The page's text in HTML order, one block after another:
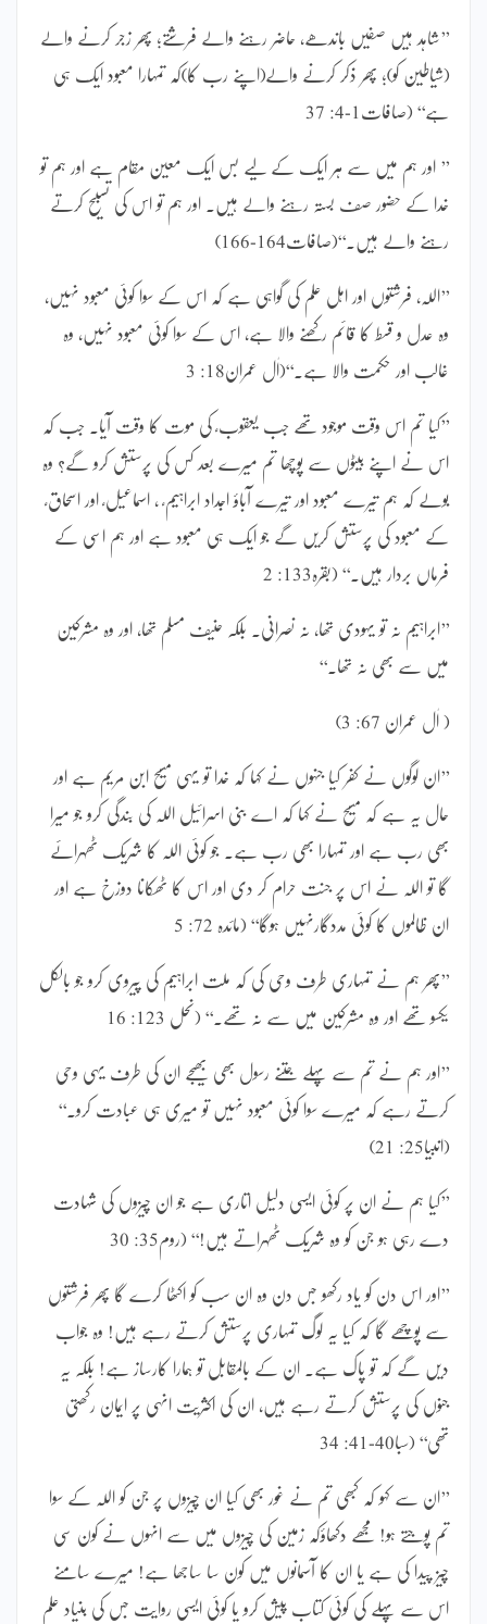
’’شاہد ہیں صفیں باندھے، حاضر رہنے والے فرشتے؛ پھر زجر کرنے والے
(شیاطین کو)؛ پھر ذکر کرنے والے(اپنے رب کا)کہ تمہارا معبود ایک ہی
ہے‘‘ (صافات1-4: 37
’’ اور ہم میں سے ہر ایک کے لیے بس ایک معین مقام ہے اور ہم تو
خدا کے حضور صف بستہ رہنے والے ہیں۔ اور ہم تو اس کی تسبیح کرتے
رہنے والے ہیں۔‘‘(صافات164-166)
’’اللہ، فرشتوں اور اہل علم کی گواہی ہے کہ اس کے سوا کوئی معبود نہیں،
وہ عدل و قسط کا قائم رکھنے والا ہے، اس کے سوا کوئی معبود نہیں، وہ
غالب اور حکمت والا ہے۔‘‘(اٰل عمران18: 3
’’کیا تم اس وقت موجود تھے جب یعقوب ؑ کی موت کا وقت آیا۔ جب کہ
اس نے اپنے بیٹوں سے پوچھا تم میرے بعد کس کی پرستش کرو گے؟ وہ
بولے کہ ہم تیرے معبود اور تیرے آباؤ اجداد ابراہیم ؑ ، اسماعیل ؑ اور اسحاق ؑ
کے معبود کی پرستش کریں گے جو ایک ہی معبود ہے اور ہم اسی کے
فرماں بردار ہیں۔‘‘ (بقرہ133: 2
’’ابراہیم نہ تو یہودی تھا، نہ نصرانی۔ بلکہ حنیف مسلم تھا، اور وہ مشرکین
میں سے بھی نہ تھا۔‘‘
( اٰل عمران 67: 3)
’’ان لوگوں نے کفر کیا جنہوں نے کہا کہ خدا تو یہی مسیح ابن مریم ہے اور
حال یہ ہے کہ مسیح نے کہا کہ اے بنی اسرائیل اللہ کی بندگی کرو جو میرا
بھی رب ہے اور تمہارا بھی رب ہے۔ جو کوئی اللہ کا شریک ٹھہرائے
گا تو اللہ نے اس پر جنت حرام کر دی اور اس کا ٹھکانا دوزخ ہے اور
ان ظالموں کا کوئی مددگارنہیں ہوگا‘‘ (مائدہ 72: 5
’’پھر ہم نے تمہاری طرف وحی کی کہ ملت ابراہیم کی پیروی کرو جو بالکل
یکسو تھے اور وہ مشرکین میں سے نہ تھے۔‘‘ (نحل 123: 16
’’اور ہم نے تم سے پہلے جتنے رسول بھی بھیجے ان کی طرف یہی وحی
کرتے رہے کہ میرے سوا کوئی معبود نہیں تو میری ہی عبادت کرو۔‘‘
(انبیا25: 21)
’’کیا ہم نے ان پر کوئی ایسی دلیل اتاری ہے جو ان چیزوں کی شہادت
دے رہی ہو جن کو وہ شریک ٹھہراتے ہیں!‘‘ (روم35: 30
’’اور اس دن کو یاد رکھو جس دن وہ ان سب کو اکٹھا کرے گا پھر فرشتوں
سے پوچھے گا کہ کیا یہ لوگ تمہاری پرستش کرتے رہے ہیں! وہ جواب
دیں گے کہ تو پاک ہے۔ ان کے بالمقابل تو ہمارا کارساز ہے! بلکہ یہ
جنوں کی پرستش کرتے رہے ہیں، ان کی اکثریت انہی پر ایمان رکھتی
تھی‘‘ (سبا40-41: 34
’’ان سے کہو کہ کبھی تم نے غور بھی کیا ان چیزوں پر جن کو اللہ کے سوا
تم پوجتے ہو! مجھے دکھاؤکہ زمین کی چیزوں میں سے انہوں نے کون سی
چیز پیدا کی ہے یا ان کا آسمانوں میں کون سا ساجھا ہے! میرے سامنے
اس سے پہلے کی کوئی کتاب پیش کرو یا کوئی ایسی روایت جس کی بنیاد علم